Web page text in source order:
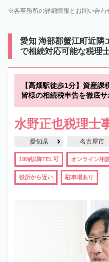
各事務所の詳細情報とお問い合
愛知 海部郡蟹江町近隣
で相続対応可能な税理
【高畑駅徒歩1分】資産
皆様の相続税申告を徹底サ
水野正也税理士
愛知県 名古屋市
19時以降TEL可 オンライン相
役所から近い 駐車場あり